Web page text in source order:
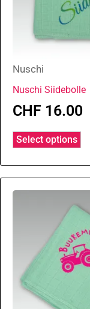
Nuschi
Nuschi Siidebolle
CHF 16.00
Select options